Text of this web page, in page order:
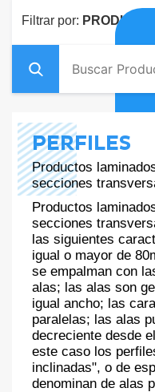
Filtrar por:
PERFILES
Productos
secciones
Productos
secciones
las siguientes
igual o mayor de
se empalman con
alas; las alas son
igual ancho; las
paralelas; las alas
decreciente desde
este caso los
inclinadas", o de
denominan de alas